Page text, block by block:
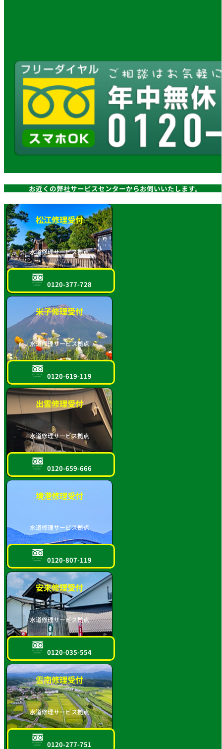
お近くの弊社サービスセンターからお伺いいたします。
松江修理受付
水道修理サービス拠点
フリーダイヤル
スマホOK!! 0120-377-728
米子修理受付
水道修理サービス拠点
フリーダイヤル
スマホOK!! 0120-619-119
出雲修理受付
水道修理サービス拠点
フリーダイヤル
スマホOK!! 0120-659-666
境港修理受付
水道修理サービス拠点
フリーダイヤル
スマホOK!! 0120-807-119
安来修理受付
水道修理サービス拠点
フリーダイヤル
スマホOK!! 0120-035-554
雲南修理受付
水道修理サービス拠点
フリーダイヤル
スマホOK!! 0120-277-751